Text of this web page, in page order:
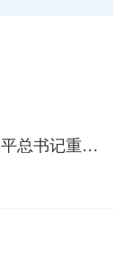
坚持自立自强 促进开放合作——习近平总书记重要讲话为推动世界科技创新发展注入强劲动力